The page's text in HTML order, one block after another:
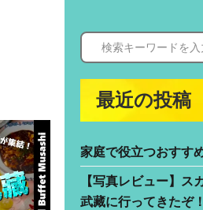
最近の投稿
家庭で役立つおすす
【写真レビュー】ス
武藏に行ってきたぞ